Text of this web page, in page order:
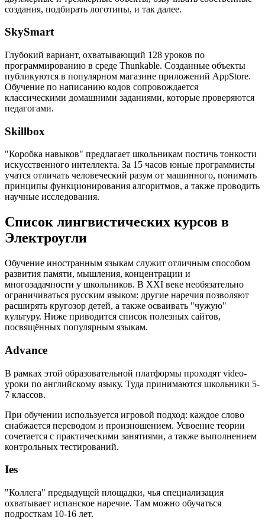
создания, подбирать логотипы, и так далее.
SkySmart
Глубокий вариант, охватывающий 128 уроков по
программированию в среде Thunkable. Созданные объекты
публикуются в популярном магазине приложений AppStore.
Обучение по написанию кодов сопровождается
классическими домашними заданиями, которые проверяются
педагогами.
Skillbox
"Коробка навыков" предлагает школьникам постичь тонкости
искусственного интеллекта. За 15 часов юные программисты
учатся отличать человеческий разум от машинного, понимать
принципы функционирования алгоритмов, а также проводить
научные исследования.
Список лингвистических курсов в
Электроугли
Обучение иностранным языкам служит отличным способом
развития памяти, мышления, концентрации и
многозадачности у школьников. В XXI веке необязательно
ограничиваться русским языком: другие наречия позволяют
расширять кругозор детей, а также осваивать "чужую"
культуру. Ниже приводится список полезных сайтов,
посвящённых популярным языкам.
Advance
В рамках этой образовательной платформы проходят video-
уроки по английскому языку. Туда принимаются школьники 5-
7 классов.
При обучении используется игровой подход: каждое слово
снабжается переводом и произношением. Усвоение теории
сочетается с практическими занятиями, а также выполнением
контрольных тестирований.
Ies
"Коллега" предыдущей площадки, чья специализация
охватывает испанское наречие. Там можно обучаться
подросткам 10-16 лет.